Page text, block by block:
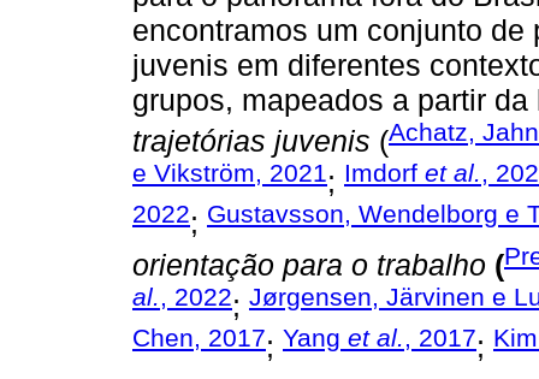
encontramos um conjunto
juvenis em diferentes
grupos, mapeados a partir
trajetórias juvenis (Achatz,
e Vikström, 2021; Imdorf et al.,
2022; Gustavsson, Wendelborg e
orientação para o trabalho (
al., 2022; Jørgensen, Järvinen e
Chen, 2017; Yang et al., 2017;